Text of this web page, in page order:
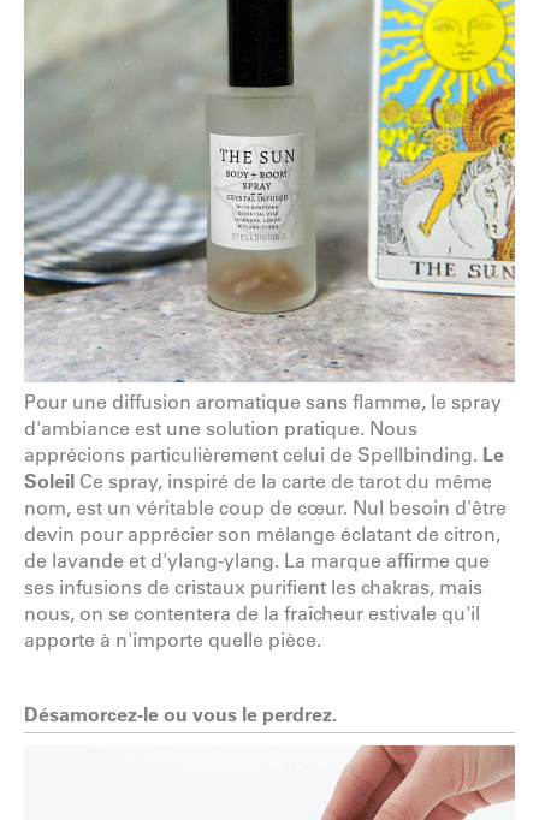
Pour une diffusion aromatique sans flamme, le spray
d'ambiance est une solution pratique. Nous
apprécions particulièrement celui de Spellbinding. Le
Soleil Ce spray, inspiré de la carte de tarot du même
nom, est un véritable coup de cœur. Nul besoin d'être
devin pour apprécier son mélange éclatant de citron,
de lavande et d'ylang-ylang. La marque affirme que
ses infusions de cristaux purifient les chakras, mais
nous, on se contentera de la fraîcheur estivale qu'il
apporte à n'importe quelle pièce.
Désamorcez-le ou vous le perdrez.